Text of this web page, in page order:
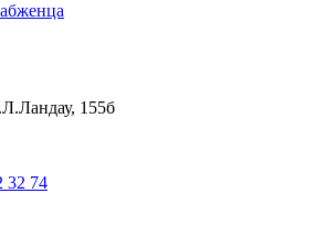
155б
32 74